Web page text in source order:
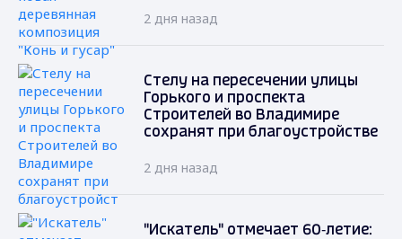
2 дня назад
Стелу на пересечении улицы
Горького и проспекта
Строителей во Владимире
сохранят при благоустройстве
2 дня назад
"Искатель" отмечает 60‑летие: